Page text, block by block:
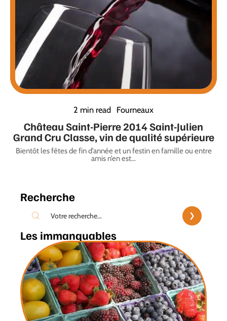
2 min read Fourneaux
Château Saint-Pierre 2014 Saint-Julien
Grand Cru Classe, vin de qualité supérieure
Bientôt les fêtes de fin d’année et un festin en famille ou entre
amis n’en est…
Recherche
Les immanquables